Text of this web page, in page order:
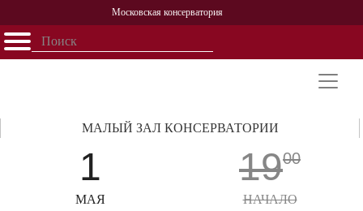
Московская консерватория
Открыть - закрыть
Персоналии
История
1
МАЯ
МАЛЫЙ ЗАЛ КОНСЕРВАТОРИИ
1900
НАЧАЛО